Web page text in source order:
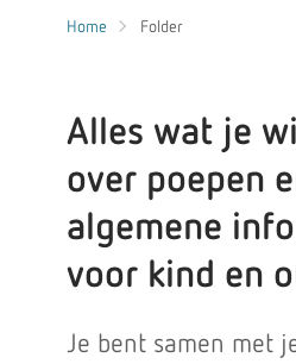
Home Folder
Alles wat je
over poepen
algemene
voor kind en
Je bent samen met